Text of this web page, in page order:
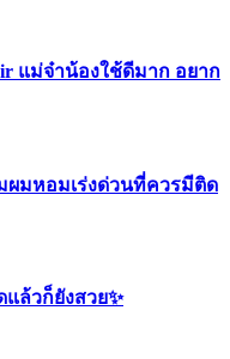
แม่จ๋าน้องใช้ดีมาก อยาก
ผมหอมเร่งด่วนที่ควรมีติด
ล้วก็ยังสวย✨